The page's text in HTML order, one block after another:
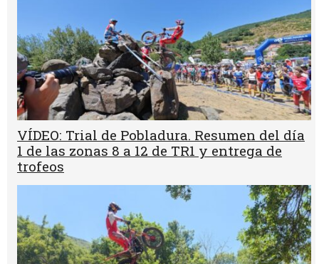
VÍDEO: Trial de Pobladura. Resumen del día
1 de las zonas 8 a 12 de TR1 y entrega de
trofeos